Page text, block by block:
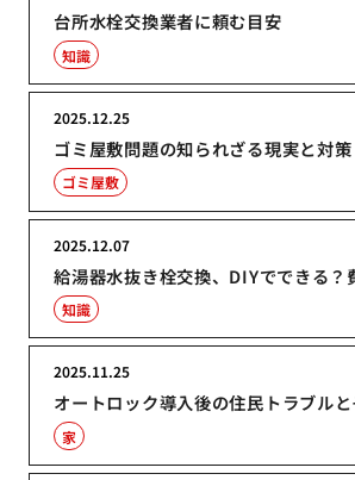
台所水栓交換業者に頼む目安
知識
ゴミ屋敷問題の知られざる現実と対策
2025.12.25
ゴミ屋敷
給湯器水抜き栓交換、DIYでできる？
2025.12.07
知識
オートロック導入後の住民トラブル
2025.11.25
家